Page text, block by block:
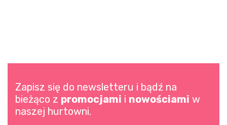
Zapisz się do newsletteru i bądź na
bieżąco z promocjami i nowościami w
naszej hurtowni.